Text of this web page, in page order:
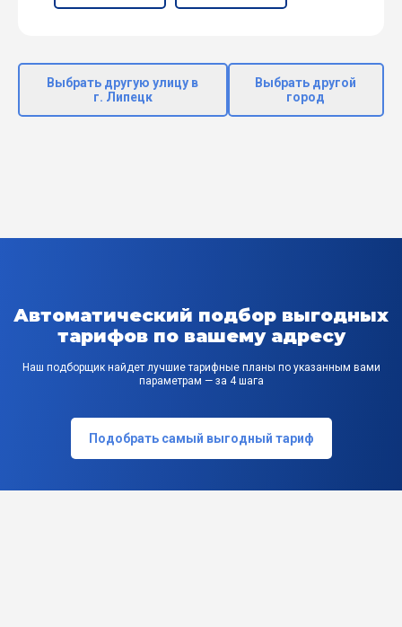
Выбрать другую улицу в
г. Липецк
Выбрать другой
город
Автоматический подбор выгодных
тарифов по вашему адресу
Наш подборщик найдет лучшие тарифные планы по указанным вами
параметрам — за 4 шага
Подобрать самый выгодный тариф